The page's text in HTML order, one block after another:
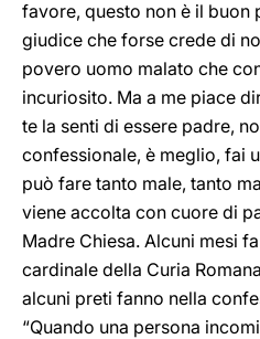
favore, questo non è il buon
giudice che forse crede di
povero uomo malato che
incuriosito. Ma a me piace
te la senti di essere padre,
confessionale, è meglio, fai
può fare tanto male, tanto
viene accolta con cuore di
Madre Chiesa. Alcuni mesi
cardinale della Curia
alcuni preti fanno nella
“Quando una persona